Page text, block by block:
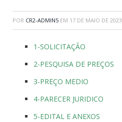
POR CR2-ADMIN5 EM 17 DE MAIO DE 2023
1-SOLICITAÇÃO
2-PESQUISA DE PREÇOS
3-PREÇO MEDIO
4-PARECER JURIDICO
5-EDITAL E ANEXOS